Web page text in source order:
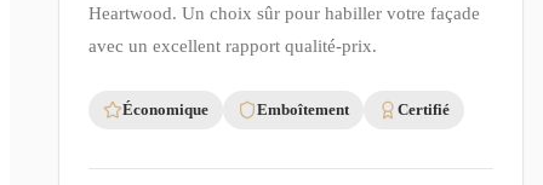
Heartwood. Un choix sûr pour habiller votre façade
avec un excellent rapport qualité-prix.
Économique Emboîtement Certifié